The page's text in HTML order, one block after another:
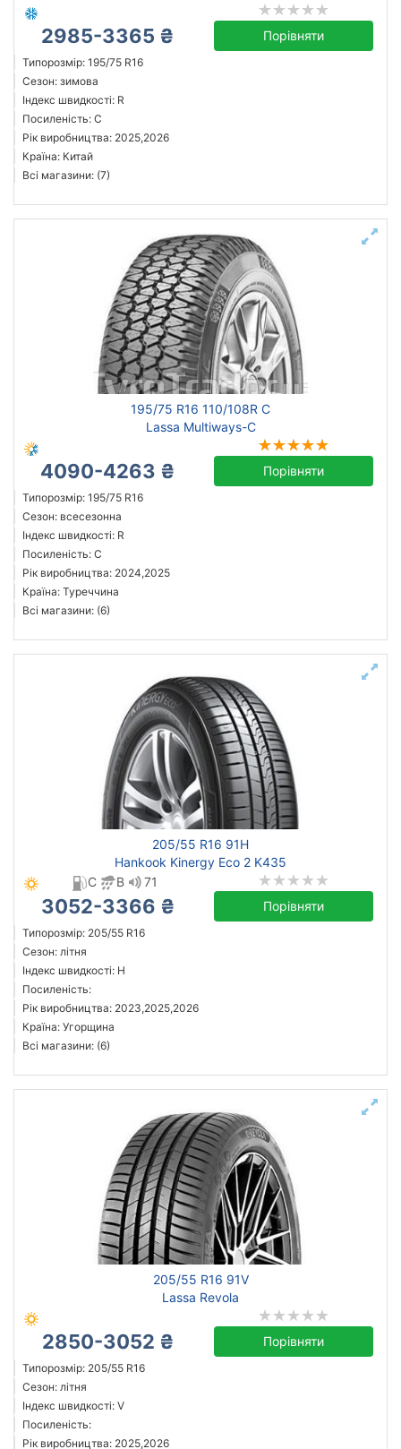
2985-3365 ₴ Порівняти
Типорозмір: 195/75 R16
Сезон: зимова
Індекс швидкості: R
Посиленість: C
Рік виробництва: 2025,2026
Країна: Китай
Всі магазини: (7)
195/75 R16 110/108R C
Lassa Multiways-C
4090-4263 ₴ Порівняти
Типорозмір: 195/75 R16
Сезон: всесезонна
Індекс швидкості: R
Посиленість: C
Рік виробництва: 2024,2025
Країна: Туреччина
Всі магазини: (6)
205/55 R16 91H
Hankook Kinergy Eco 2 K435
C
B 71
3052-3366 ₴ Порівняти
Типорозмір: 205/55 R16
Сезон: літня
Індекс швидкості: H
Посиленість:
Рік виробництва: 2023,2025,2026
Країна: Угорщина
Всі магазини: (6)
205/55 R16 91V
Lassa Revola
2850-3052 ₴ Порівняти
Типорозмір: 205/55 R16
Сезон: літня
Індекс швидкості: V
Посиленість:
Рік виробництва: 2025,2026